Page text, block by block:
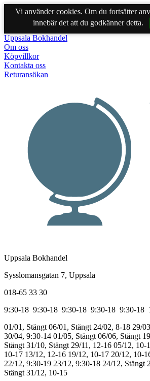
Vi användercookies. Om du fortsätter
innebär det att du godkänner detta.
Uppsala Bokhandel
Om oss
Köpvillkor
Kontakta oss
Returansökan
Uppsala Bokhandel
Sysslomansgatan 7, Uppsala
018-65 33 30
9:30-18 9:30-18 9:30-18 9:30-18 9:30-18
01/01, Stängt 06/01, Stängt 24/02, 8-18 29/
30/04, 9:30-14 01/05, Stängt 06/06, Stängt
Stängt 31/10, Stängt 29/11, 12-16 05/12, 10-
10-17 13/12, 12-16 19/12, 10-17 20/12, 10-
22/12, 9:30-19 23/12, 9:30-18 24/12, Stängt
Stängt 31/12, 10-15